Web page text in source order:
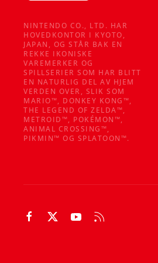
NINTENDO CO., LTD. HAR
HOVEDKONTOR I KYOTO,
JAPAN, OG STÅR BAK EN
REKKE IKONISKE
VAREMERKER OG
SPILLSERIER SOM HAR BLITT
EN NATURLIG DEL AV HJEM
VERDEN OVER, SLIK SOM
MARIO™, DONKEY KONG™,
THE LEGEND OF ZELDA™,
METROID™, POKÉMON™,
ANIMAL CROSSING™,
PIKMIN™ OG SPLATOON™.